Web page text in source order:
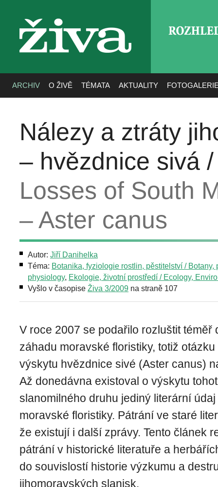
živa
ARCHIV O ŽIVĚ TÉMATA AKTUALITY
Nálezy a ztráty
– hvězdnice sivá
Losses of South
– Aster canus
Autor: Jiří Danihelka
Téma: Botanika, fyziologie rostlin, pěstitelství / Botany,
physiology, Ekologie, životní prostředí / Ecology,
Vyšlo v časopise Živa 3/2009 na straně 107
V roce 2007 se podařilo rozluštit téměř
záhadu moravské floristiky, totiž
výskytu hvězdnice sivé (Aster canus)
Až donedávna existoval o výskytu
slanomilného druhu jediný literární
moravské floristiky. Pátrání ve staré
že existují i další zprávy. Tento článek
pátrání v historické literatuře a
do souvislostí historie výzkumu a
jihomoravských slanisk.